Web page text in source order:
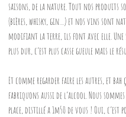
saisons, de la nature. Tout nos produits
(bières, whisky, gin…) et nos vins sont
modifiant la terre, ils font avec elle. Une
plus dur, c’est plus casse gueule mais le
Et comme regarder faire les autres, et
fabriquons aussi de l’alcool. Nous
place, distillé a 1m50 de vous ! Oui, c’est